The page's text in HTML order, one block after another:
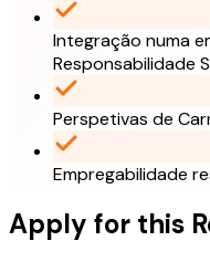
Integração numa
Responsabilidade
Perspetivas de
Empregabilidade
Apply for this